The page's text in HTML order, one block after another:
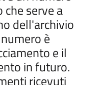
serve a
dell'archivio
è
e il
in futuro.
ricevuti